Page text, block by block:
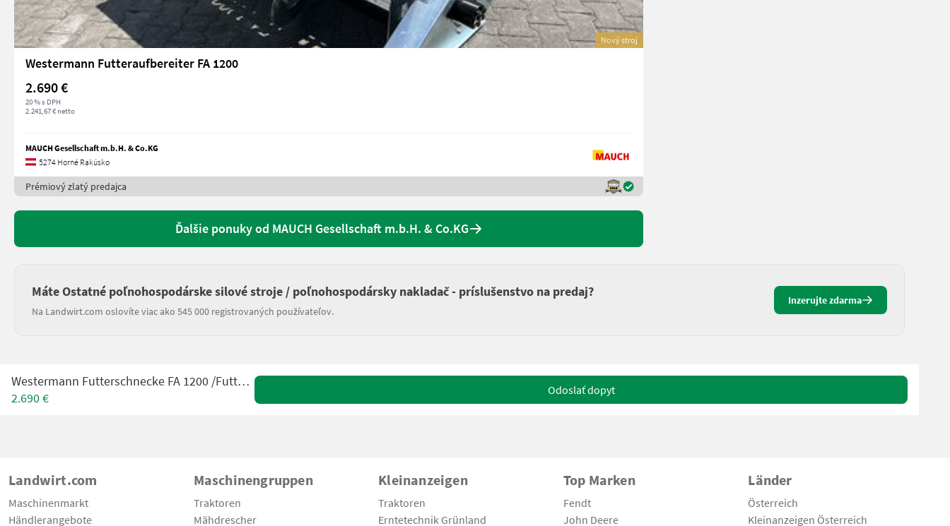
Nový stroj
Westermann Futteraufbereiter FA 1200
2.690 €
20 % s DPH
2.241,67 € netto
MAUCH Gesellschaft m.b.H. & Co.KG
5274 Horné Rakúsko
Prémiový zlatý predajca
Ďalšie ponuky od MAUCH Gesellschaft m.b.H. & Co.KG
Máte Ostatné poľnohospodárske silové stroje / poľnohospodársky nakladač - príslušenstvo na predaj?
Na Landwirt.com oslovíte viac ako 545 000 registrovaných používateľov.
Inzerujte zdarma
Westermann Futterschnecke FA 1200 /Futteraufbereiter FA1200
2.690 €
Odoslať dopyt
Landwirt.com
Maschinenmarkt
Händlerangebote
Maschinengruppen
Traktoren
Mähdrescher
Kleinanzeigen
Traktoren
Erntetechnik Grünland
Top Marken
Fendt
John Deere
Länder
Österreich
Kleinanzeigen Österreich